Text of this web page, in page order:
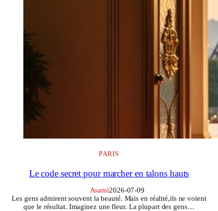
PARIS
Le code secret pour marcher en talons hauts
Asami2026-07-09
Les gens admirent souvent la beauté. Mais en réalité,ils ne voient
que le résultat. Imaginez une fleur. La plupart des gens…